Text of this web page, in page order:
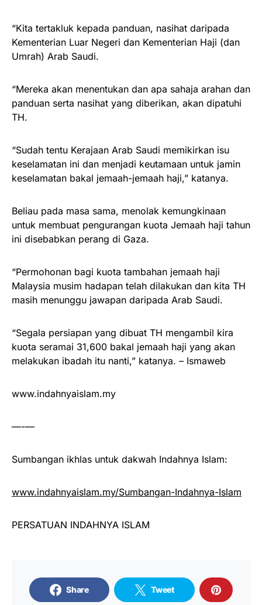
“Kita tertakluk kepada panduan, nasihat daripada
Kementerian Luar Negeri dan Kementerian Haji (dan
Umrah) Arab Saudi.
“Mereka akan menentukan dan apa sahaja arahan dan
panduan serta nasihat yang diberikan, akan dipatuhi
TH.
“Sudah tentu Kerajaan Arab Saudi memikirkan isu
keselamatan ini dan menjadi keutamaan untuk jamin
keselamatan bakal jemaah-jemaah haji,” katanya.
Beliau pada masa sama, menolak kemungkinaan
untuk membuat pengurangan kuota Jemaah haji tahun
ini disebabkan perang di Gaza.
“Permohonan bagi kuota tambahan jemaah haji
Malaysia musim hadapan telah dilakukan dan kita TH
masih menunggu jawapan daripada Arab Saudi.
“Segala persiapan yang dibuat TH mengambil kira
kuota seramai 31,600 bakal jemaah haji yang akan
melakukan ibadah itu nanti,” katanya. – Ismaweb
www.indahnyaislam.my
—-—
Sumbangan ikhlas untuk dakwah Indahnya Islam:
www.indahnyaislam.my/Sumbangan-Indahnya-Islam
PERSATUAN INDAHNYA ISLAM
Share Tweet